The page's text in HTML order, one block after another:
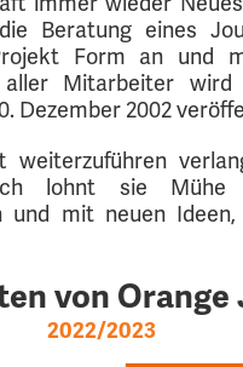
Beratung eines
Form an und
aller Mitarbeiter
Dezember 2002
weiterzuführen
lohnt sie
und mit neuen
von Orange
2022/2023